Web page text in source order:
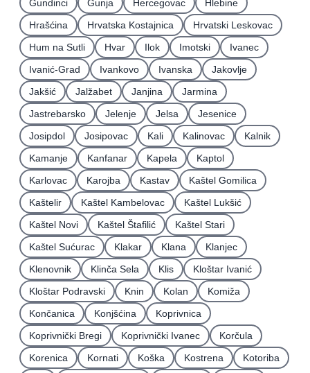
Gundinci Gunja Hercegovac
Hlebine
Hrašćina
Hrvatska Kostajnica
Hrvatski Leskovac
Hum na Sutli
Hvar Ilok Imotski
Ivanec
Ivanić-Grad
Ivankovo Ivanska
Jakovlje
Jakšić
Jalžabet Janjina
Jarmina
Jastrebarsko
Jelenje Jelsa
Jesenice
Josipdol
Josipovac Kali Kalinovac
Kalnik
Kamanje
Kanfanar Kapela
Kaptol
Karlovac
Karojba Kastav
Kaštel Gomilica
Kaštelir
Kaštel Kambelovac
Kaštel Lukšić
Kaštel Novi
Kaštel Štafilić
Kaštel Stari
Kaštel Sućurac
Klakar Klana
Klanjec
Klenovnik
Klinča Sela Klis
Kloštar Ivanić
Kloštar Podravski
Knin Kolan
Komiža
Končanica
Konjšćina
Koprivnica
Koprivnički Bregi
Koprivnički Ivanec
Korčula
Korenica
Kornati Koška Kostrena
Kotoriba